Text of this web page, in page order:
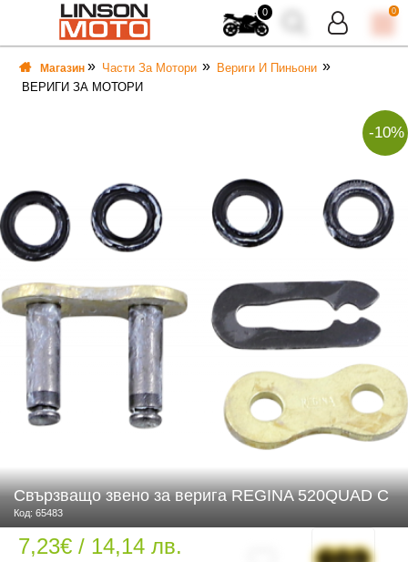
0 0
Магазин Части За Мотори
Вериги И Пиньони
ВЕРИГИ ЗА МОТОРИ
-10%
Свързващо звено за верига REGINA 520QUAD C
Код: 65483
7,23€ / 14,14 лв.